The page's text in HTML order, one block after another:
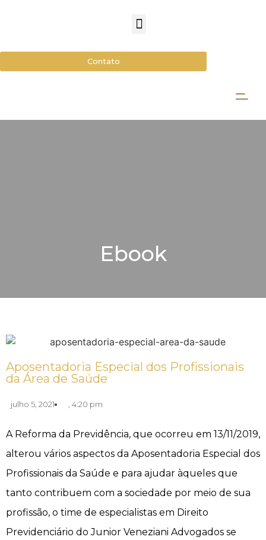
Contato
Ebook
Aposentadoria Especial dos Profissionais
da Área de Saúde
julho 5, 2021 4:20 pm
A Reforma da Previdência, que ocorreu em 13/11/2019,
alterou vários aspectos da Aposentadoria Especial dos
Profissionais da Saúde e para ajudar àqueles que
tanto contribuem com a sociedade por meio de sua
profissão, o time de especialistas em Direito
Previdenciário do Junior Veneziani Advogados se